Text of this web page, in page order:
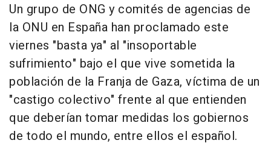
Un grupo de ONG y comités de agencias de
la ONU en España han proclamado este
viernes "basta ya" al "insoportable
sufrimiento" bajo el que vive sometida la
población de la Franja de Gaza, víctima de un
"castigo colectivo" frente al que entienden
que deberían tomar medidas los gobiernos
de todo el mundo, entre ellos el español.